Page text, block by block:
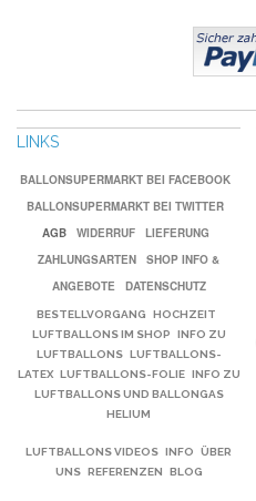
LINKS
BALLONSUPERMARKT BEI FACEBOOK
BALLONSUPERMARKT BEI TWITTER
AGB
WIDERRUF
LIEFERUNG
ZAHLUNGSARTEN
SHOP INFO &
ANGEBOTE
DATENSCHUTZ
BESTELLVORGANG
HOCHZEIT
LUFTBALLONS IM SHOP
INFO ZU
LUFTBALLONS LUFTBALLONS-
LATEX LUFTBALLONS-FOLIE INFO ZU
LUFTBALLONS UND BALLONGAS
HELIUM
LUFTBALLONS VIDEOS INFO
ÜBER
UNS REFERENZEN BLOG